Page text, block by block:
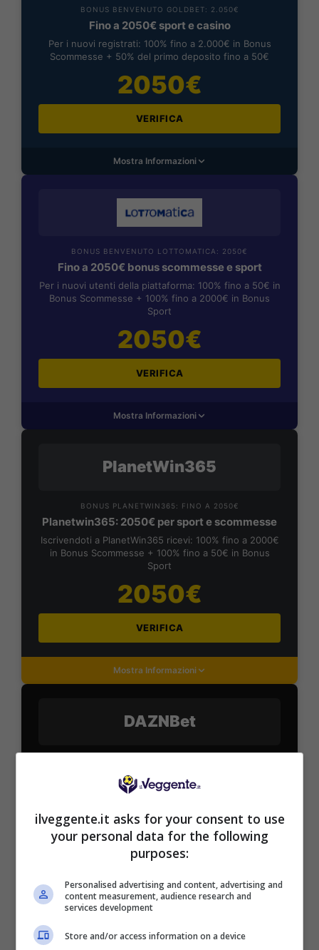
BONUS BENVENUTO GOLDBET: 2.050€
Fino a 2050€ sport e casino
Per i nuovi registrati: 100% fino a 2.000€ in Bonus
Scommesse + 50% del primo deposito fino a 50€
2050€
VERIFICA
Mostra Informazioni
BONUS BENVENUTO LOTTOMATICA: 2050€
Fino a 2050€ bonus scommesse e sport
Per i nuovi utenti della piattaforma: 100% fino a 50€ in
Bonus Scommesse + 100% fino a 2000€ in Bonus
Sport
2050€
VERIFICA
Mostra Informazioni
PlanetWin365
BONUS PLANETWIN365: FINO A 2050€
Planetwin365: 2050€ per sport e scommesse
Iscrivendoti a PlanetWin365 ricevi: 100% fino a 2000€
in Bonus Scommesse + 100% fino a 50€ in Bonus
Sport
2050€
VERIFICA
Mostra Informazioni
DAZNBet
Benvenuto Sport 50% fino a 50€ + 150€
Su DaznBet ricevi: 50% fino a 50€ sul primo
200€
Mostra Informazioni
ilveggente.it asks for your consent to use
your personal data for the following
purposes:
Personalised advertising and content, advertising and
content measurement, audience research and
services development
Store and/or access information on a device